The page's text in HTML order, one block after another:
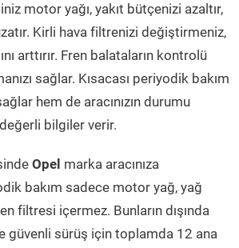
motor yağı, yakıt bütçenizi azaltır,
Kirli hava filtrenizi değiştirmeniz,
arttırır. Fren balataların kontrolü
sağlar. Kısacası periyodik bakım
hem de aracınızın durumu
bilgiler verir.
Opel marka aracınıza
bakım sadece motor yağ, yağ
filtresi içermez. Bunların dışında
ve güvenli sürüş için toplamda 12 ana